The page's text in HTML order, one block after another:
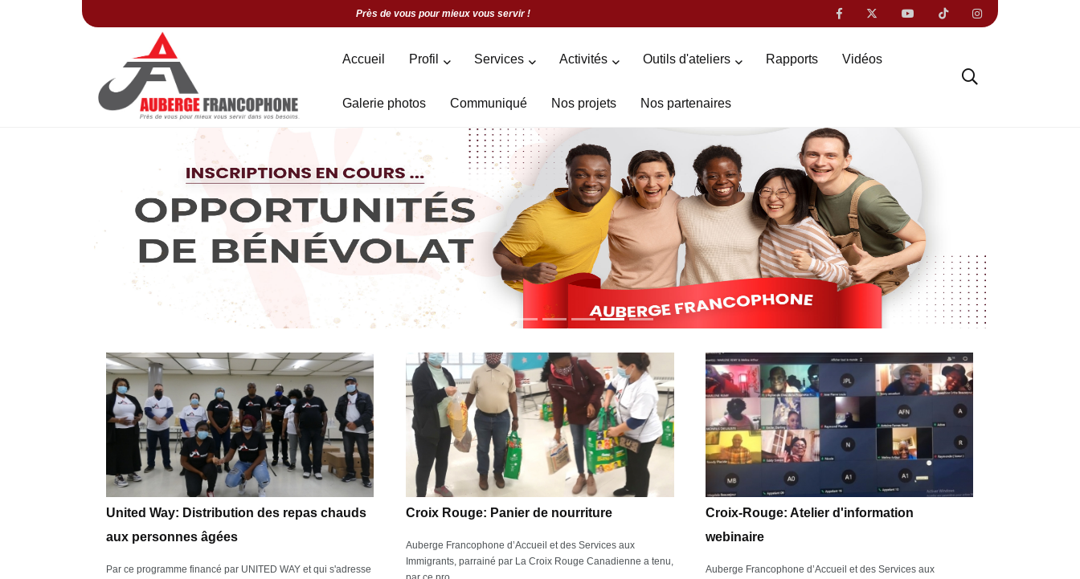
Près de vous pour mieux vous servir !
Accueil Profil Services Activités Outils d'ateliers Rapports Vidéos
Galerie photos Communiqué Nos projets Nos partenaires
United Way: Distribution des repas chauds
aux personnes âgées
Par ce programme financé par UNITED WAY et qui s'adresse
Croix Rouge: Panier de nourriture
Auberge Francophone d’Accueil et des Services aux
Immigrants, parrainé par La Croix Rouge Canadienne a tenu,
Croix-Rouge: Atelier d'information
webinaire
Auberge Francophone d’Accueil et des Services aux